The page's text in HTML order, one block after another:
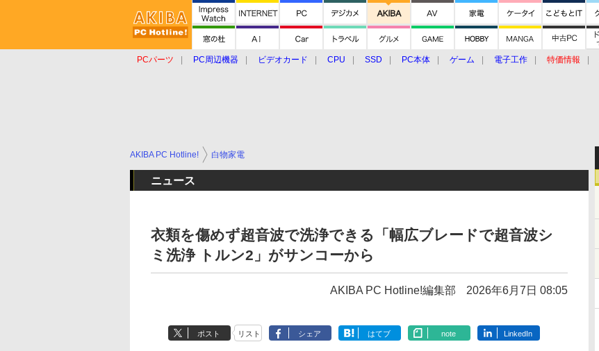
PCパーツ PC周辺機器 ビデオカード CPU SSD PC本体 ゲーム 電子工作 特価情報
AKIBA PC Hotline! 白物家電
ニュース
衣類を傷めず超音波で洗浄できる「幅広ブレードで超音波シ
ミ洗浄 トルン2」がサンコーから
AKIBA PC Hotline!編集部 2026年6月7日 08:05
ポスト リスト シェア はてブ note LinkedIn